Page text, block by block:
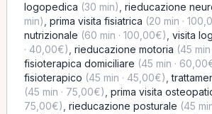
logopedica (30 min) rieducazione
min) prima visita fisiatrica (20 min ·
nutrizionale (60 min · 100,00€) visita
· 40,00€) rieducazione motoria (45
fisioterapica domiciliare (45 min ·
fisioterapico (45 min · 45,00€) ,
(45 min · 75,00€) prima visita
75,00€) rieducazione posturale (45